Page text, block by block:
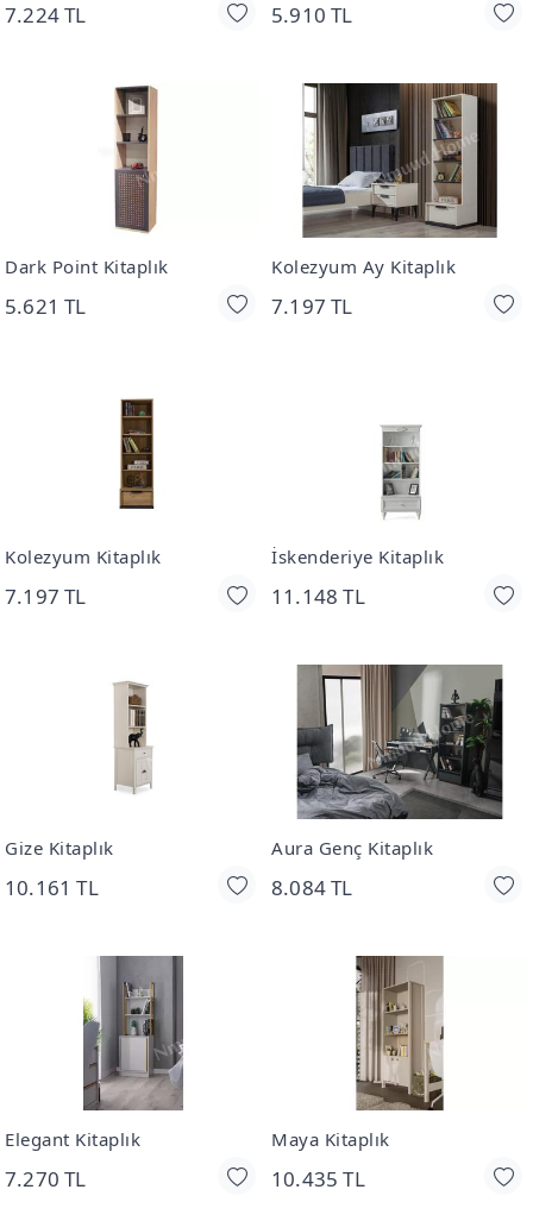
7.224 TL 5.910 TL
Dark Point Kitaplık
5.621 TL
Kolezyum Ay Kitaplık
7.197 TL
Kolezyum Kitaplık
7.197 TL
İskenderiye Kitaplık
11.148 TL
Gize Kitaplık
10.161 TL
Aura Genç Kitaplık
8.084 TL
Elegant Kitaplık
7.270 TL
Maya Kitaplık
10.435 TL